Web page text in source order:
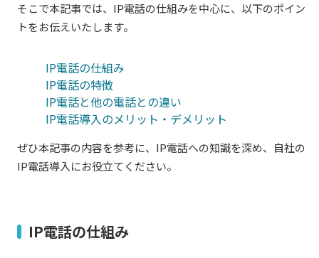
そこで本記事では、IP電話の仕組みを中心に、以下のポイン
トをお伝えいたします。
IP電話の仕組み
IP電話の特徴
IP電話と他の電話との違い
IP電話導入のメリット・デメリット
ぜひ本記事の内容を参考に、IP電話への知識を深め、自社の
IP電話導入にお役立てください。
IP電話の仕組み